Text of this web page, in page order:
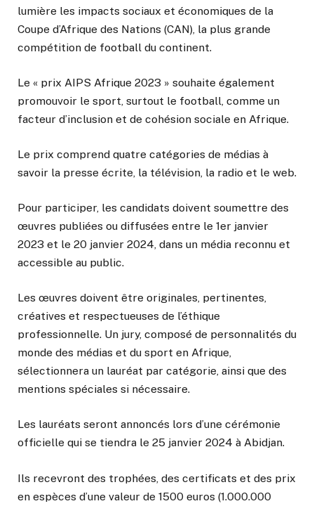
lumière les impacts sociaux et économiques de la
Coupe d’Afrique des Nations (CAN), la plus grande
compétition de football du continent.
Le « prix AIPS Afrique 2023 » souhaite également
promouvoir le sport, surtout le football, comme un
facteur d’inclusion et de cohésion sociale en Afrique.
Le prix comprend quatre catégories de médias à
savoir la presse écrite, la télévision, la radio et le web.
Pour participer, les candidats doivent soumettre des
œuvres publiées ou diffusées entre le 1er janvier
2023 et le 20 janvier 2024, dans un média reconnu et
accessible au public.
Les œuvres doivent être originales, pertinentes,
créatives et respectueuses de l’éthique
professionnelle. Un jury, composé de personnalités du
monde des médias et du sport en Afrique,
sélectionnera un lauréat par catégorie, ainsi que des
mentions spéciales si nécessaire.
Les lauréats seront annoncés lors d’une cérémonie
officielle qui se tiendra le 25 janvier 2024 à Abidjan.
Ils recevront des trophées, des certificats et des prix
en espèces d’une valeur de 1500 euros (1.000.000